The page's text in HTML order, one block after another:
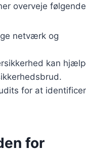
overveje
netværk og
kan
for at
for